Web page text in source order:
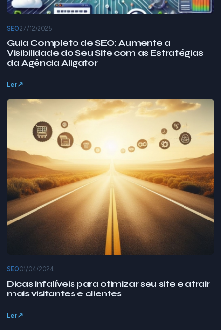
SEO27/12/2025
Guia Completo de SEO: Aumente a
Visibilidade do Seu Site com as Estratégias
da Agência Aligator
Ler
SEO01/04/2024
Dicas infalíveis para otimizar seu site e atrair
mais visitantes e clientes
Ler